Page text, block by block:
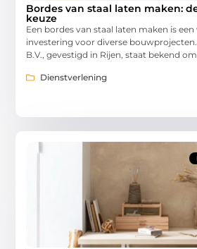
Bordes van staal laten maken:
keuze
Een bordes van staal laten maken is
investering voor diverse
B.V., gevestigd in Rijen, staat bekend
Dienstverlening